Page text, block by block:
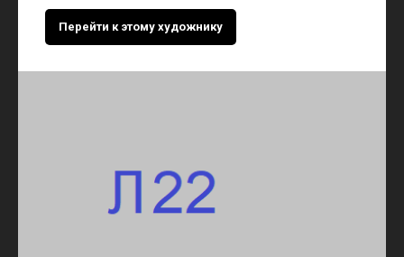
Перейти к этому художнику